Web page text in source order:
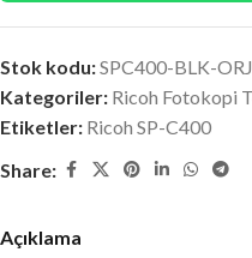
Stok kodu:SPC400-BLK-ORJ
Kategoriler: Ricoh Fotokopi
Etiketler: Ricoh SP-C400
Share:
Açıklama